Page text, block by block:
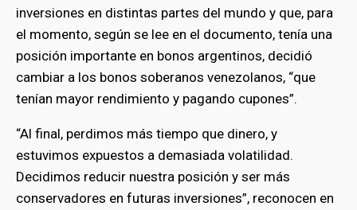
inversiones en distintas partes del mundo y que, para
el momento, según se lee en el documento, tenía una
posición importante en bonos argentinos, decidió
cambiar a los bonos soberanos venezolanos, “que
tenían mayor rendimiento y pagando cupones”.
“Al final, perdimos más tiempo que dinero, y
estuvimos expuestos a demasiada volatilidad.
Decidimos reducir nuestra posición y ser más
conservadores en futuras inversiones”, reconocen en